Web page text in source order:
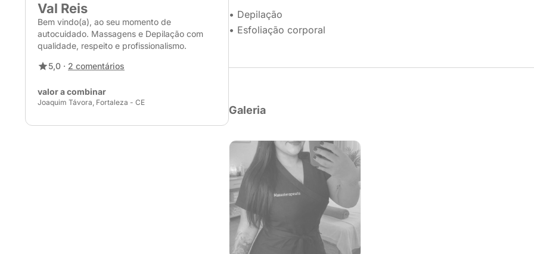
Val Reis
Bem vindo(a), ao seu momento de
autocuidado. Massagens e Depilação com
qualidade, respeito e profissionalismo.
5,0 · 2 comentários
valor a combinar
Joaquim Távora, Fortaleza - CE
• Depilação
• Esfoliação corporal
Galeria